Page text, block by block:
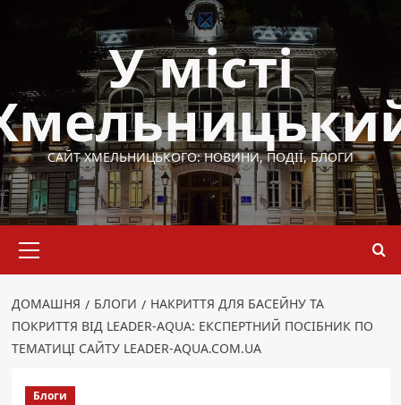
У місті
САЙТ ХМЕЛЬНИЦЬКОГО: НОВИНИ, ПОДІЇ, БЛОГИ
меню
ДОМАШНЯ БЛОГИ
НАКРИТТЯ ДЛЯ БАСЕЙНУ ТА
ПОКРИТТЯ ВІД LEADER-AQUA: ЕКСПЕРТНИЙ ПОСІБНИК ПО
ТЕМАТИЦІ САЙТУ LEADER-AQUA.COM.UA
Блоги